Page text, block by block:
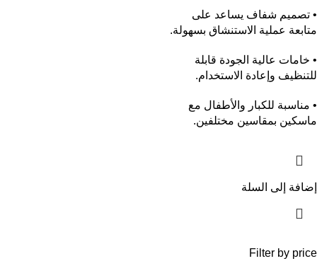
Filter by price
• تصميم شفاف يساعد على
متابعة عملية الاستنشاق بسهولة.
• خامات عالية الجودة قابلة
للتنظيف وإعادة الاستخدام.
• مناسبة للكبار والأطفال مع
ماسكين بمقاسين مختلفين.
إضافة إلى السلة